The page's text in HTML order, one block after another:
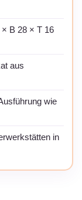
B 28 × T 16
aus
wie
in